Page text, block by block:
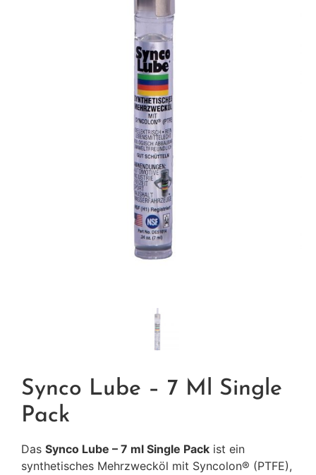
Synco Lube – 7 Ml Single
Pack
Das Synco Lube – 7 ml Single Pack ist ein
synthetisches Mehrzwecköl mit Syncolon® (PTFE),